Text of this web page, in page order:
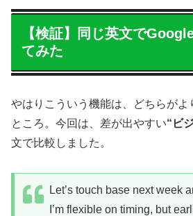
【検証】同じ英文で
てみた
やはりこういう機能は、どちらがよ
ところ。今回は、差が出やすい“ビ
文で比較しました。
Let’s touch base next week
I’m flexible on timing, but